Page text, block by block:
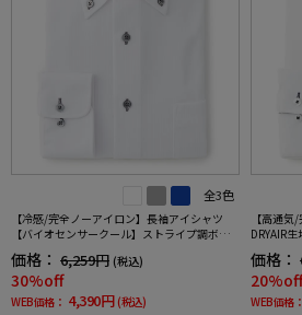
全3色
【冷感/完全ノーアイロン】長袖アイシャツ
【バイオセンサークール】ストライプ調ボタ
効果吸汗速乾ワイシャツ春夏
価格： 6,259円 (税込)
30%off
WEB価格： 4,390円 (税込)
【高通
DRYAIR
定ストレ
夏
価格：
20%off
WEB価格：